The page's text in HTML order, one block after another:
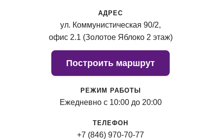
АДРЕС
ул. Коммунистическая 90/2,
офис 2.1 (Золотое Яблоко 2 этаж)
Построить маршрут
РЕЖИМ РАБОТЫ
Ежедневно с 10:00 до 20:00
ТЕЛЕФОН
+7 (846) 970-70-77